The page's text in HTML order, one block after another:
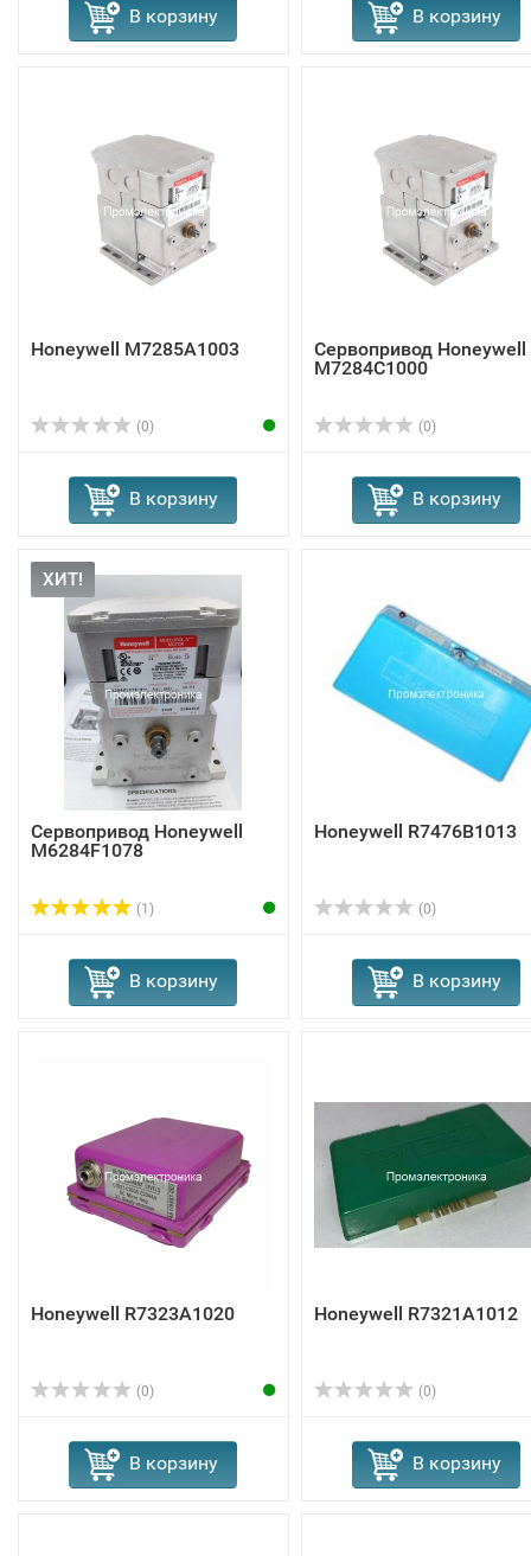
В корзину В корзину
Honeywell M7285A1003
(0)
В корзину
Сервопривод Honeywell
M7284C1000
(0)
В корзину
ХИТ!
Сервопривод Honeywell
M6284F1078
(1)
В корзину
Honeywell R7476B1013
(0)
В корзину
Honeywell R7323A1020
(0)
В корзину
Honeywell R7321A1012
(0)
В корзину